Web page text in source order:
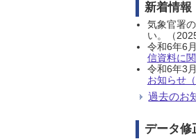
新着情報
気象官署
い。（
令和6年6
信資料に
令和6年3
お知らせ
過去のお
データ修